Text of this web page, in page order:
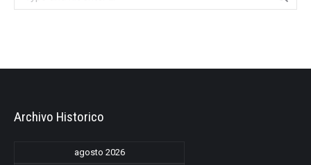
Archivo Historico
agosto 2026